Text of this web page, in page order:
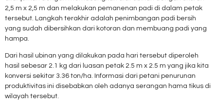
2,5 m x 2,5 m dan melakukan pemanenan padi di dalam petak
tersebut. Langkah terakhir adalah penimbangan padi bersih
yang sudah dibersihkan dari kotoran dan membuang padi yang
hampa.
Dari hasil ubinan yang dilakukan pada hari tersebut diperoleh
hasil sebesar 2.1 kg dari luasan petak 2.5 m x 2.5 m yang jika kita
konversi sekitar 3.36 ton/ha. Informasi dari petani penurunan
produktivitas ini disebabkan oleh adanya serangan hama tikus di
wilayah tersebut.